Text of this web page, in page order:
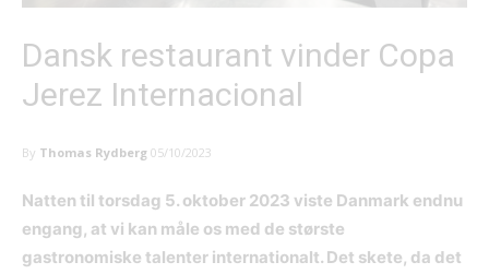
Dansk restaurant vinder Copa
Jerez Internacional
By Thomas Rydberg 05/10/2023
Natten til torsdag 5. oktober 2023 viste Danmark endnu
engang, at vi kan måle os med de største
gastronomiske talenter internationalt. Det skete, da det